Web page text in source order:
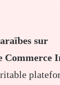
sur
Commerce